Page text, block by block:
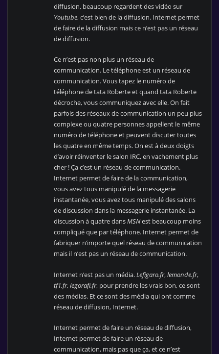
diffusion, beaucoup regardent des vidéo sur
Youtube, c’est bien de la diffusion. Internet permet
de faire de la diffusion mais ce n’est pas un réseau
de diffusion.
Ce n’est pas non plus un réseau de
communication. Le téléphone est un réseau de
communication. Vous tapez le numéro de
téléphone de tata Roberte et quand tata Roberte
décroche, vous communiquez avec elle. On fait
parfois des réseaux de communication un peu plus
complexe ou quatre personnes appellent le même
numéro de téléphone et peuvent discuter toutes
les quatre en même temps. On est à deux doigts
d’avoir réinventer le salon IRC, en vachement plus
cher ! Ça c’est un réseau de communication.
Internet permet de faire de la communication,
vous avez tous manipulé de la messagerie
instantanée, vous avez tous manipulé des salons
de discussion dans la messagerie instantanée. La
discussion à quatre dansMSNest beaucoup moins
compliqué que par téléphone. Internet permet de
fabriquer n’importe quel réseau de communication
mais il n’est pas un réseau de communication.
Internet n’est pas un média.Lefigaro.fr,lemonde.fr,
tf1.fr,legorafi.fr, pour prendre les vrais bon, ce sont
des médias. Et ce sont des média qui ont comme
réseau de diffusion, Internet.
Internet permet de faire un réseau de diffusion,
Internet permet de faire un réseau de
communication, mais pas que ça, et ce n’est